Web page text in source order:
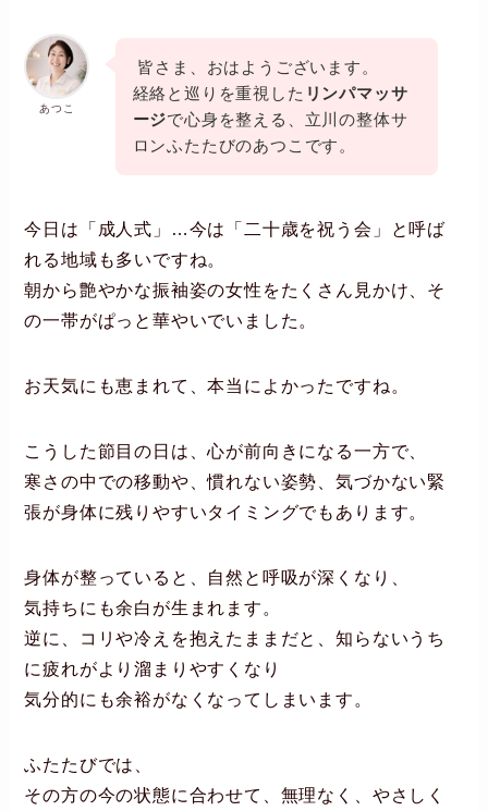
あつこ
皆さま、おはようございます。
経絡と巡りを重視した リンパマッサ
ージで心身を整える、立川の整体サ
ロンふたたびのあつこです。
今日は「成人式」…今は「二十歳を祝う会」と呼ば
れる地域も多いですね。
朝から艶やかな振袖姿の女性をたくさん見かけ、そ
の一帯がぱっと華やいでいました。
お天気にも恵まれて、本当によかったですね。
こうした節目の日は、心が前向きになる一方で、
寒さの中での移動や、慣れない姿勢、気づかない緊
張が身体に残りやすいタイミングでもあります。
身体が整っていると、自然と呼吸が深くなり、
気持ちにも余白が生まれます。
逆に、コリや冷えを抱えたままだと、知らないうち
に疲れがより溜まりやすくなり
気分的にも余裕がなくなってしまいます。
ふたたびでは、
その方の今の状態に合わせて、無理なく、やさしく